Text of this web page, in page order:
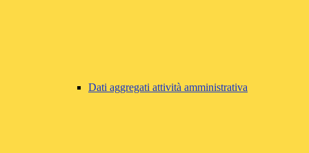
Dati aggregati attività amministrativa